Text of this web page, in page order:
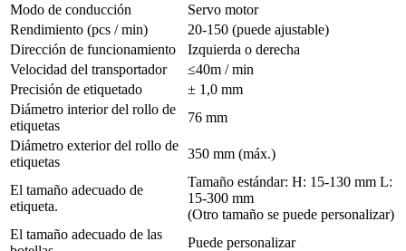
Modo de conducción
Servo motor
Rendimiento (pcs / min)
20-150 (puede ajustable)
Dirección de funcionamiento
Izquierda o derecha
Velocidad del transportador
≤40m / min
Precisión de etiquetado
± 1,0 mm
Diámetro interior del rollo de
etiquetas
76 mm
Diámetro exterior del rollo de
etiquetas
350 mm (máx.)
El tamaño adecuado de
etiqueta.
Tamaño estándar: H: 15-130 mm L:
15-300 mm
(Otro tamaño se puede personalizar)
El tamaño adecuado de las
Puede personalizar